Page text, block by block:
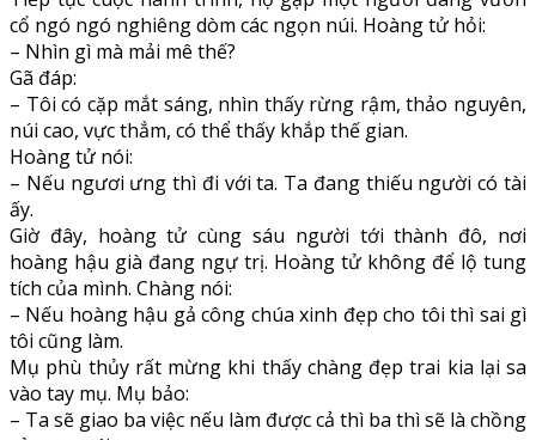
cổ ngó ngó nghiêng dòm các ngọn núi. Hoàng tử hỏi:
– Nhìn gì mà mải mê thế?
Gã đáp:
– Tôi có cặp mắt sáng, nhìn thấy rừng rậm, thảo nguyên,
núi cao, vực thẳm, có thể thấy khắp thế gian.
Hoàng tử nói:
– Nếu ngươi ưng thì đi với ta. Ta đang thiếu người có tài
ấy.
Giờ đây, hoàng tử cùng sáu người tới thành đô, nơi
hoàng hậu già đang ngự trị. Hoàng tử không để lộ tung
tích của mình. Chàng nói:
– Nếu hoàng hậu gả công chúa xinh đẹp cho tôi thì sai gì
tôi cũng làm.
Mụ phù thủy rất mừng khi thấy chàng đẹp trai kia lại sa
vào tay mụ. Mụ bảo:
– Ta sẽ giao ba việc nếu làm được cả thì ba thì sẽ là chồng